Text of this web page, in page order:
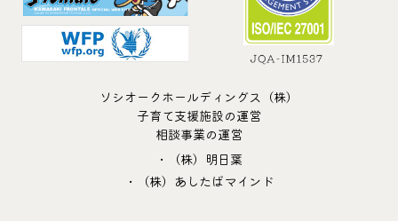
ソシオークホールディングス（株）
子育て支援施設の運営
相談事業の運営
・（株）明日葉
・（株）あしたばマインド